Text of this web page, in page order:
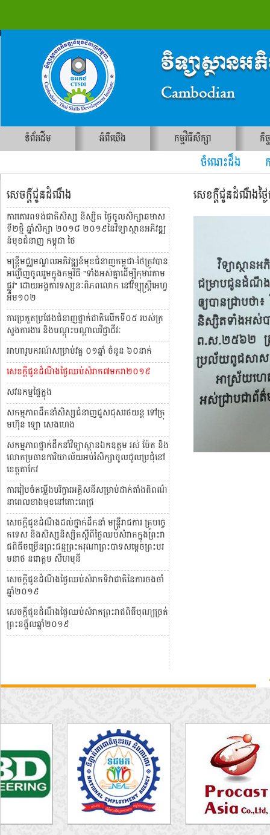
ទំព័រដើម អំពីយើង កម្មវិធីសិក្សា កិ
ចំណេះដឹង កា
សេចក្តីជូនដំណឹង
ការគោរពទង់ជាតិសិស្ស និស្សិត ថ្ងៃចូលសិក្សាឆមាស
ទី២ថ្មិ ឆ្នាំសិក្សា ២០១៨ ២០១៩នៃវិទ្យាស្ថានអភិវឌ្ឍ
ន៍មុខជំនាញ កម្ពុជា ថៃ
មន្រ្តីមជ្ឈមណ្ឌលអភិវឌ្ឍន៍មុខជំនាញកម្ពុជា-ថៃត្រូវបាន
អញ្ជើញចូលរួមក្នុងកម្មវិធី "ទាំងអស់គ្នាដើម្បីកុមារតាម
ផ្លូវ" ដោយអង្គការទស្សនៈពិភពលោក នៅវិទ្យុស្រ្តីអេហ្វ
អឹម១០២
ការប្រកួតប្រជែងជំនាញថ្នាក់ជាតិលើកទី០៥ របស់ក្រ
សួងការងារ និងបណ្តុះបណ្តាលវិជ្ជាជីវៈ
អាហារូបករណ៍សម្រាប់វគ្គ ០១ឆ្នាំ ចំនួន ៦០នាក់
សេខក្តីជូនដំណឹងថ្ងៃឈប់សំរាក៧មករា២០១៩
សវនកម្មផ្ទៃក្នុង
សកម្មភាពដឺកនាំសិស្សជំនាញជួសជុសរថយន្ដ ទៅក្រុ
មហ៊ុន ឡោ សេងហេង
សកម្មភាពថ្នាក់ដឹកនាំវិទ្យាស្ថានឯកឧត្តម រស់​ ប៉ែត និង
លោកប្រធានការិយាល័យអប់រំសិក្សាចូលជួលប្រជុំនៅ
ខេត្តតាកែវ
ការរៀបចំតម្លើងបរិក្ខារអគ្គិសនីសម្រាប់ដាក់តាំងពិពណ៌
នាពេលខាងមុខនៅកោះពេជ្រ
សេចក្តីជូនដំណឹងដល់ថ្នាក់ដឹកនាំ មន្ត្រីរាជការ​ គ្រូបច្ចេ
កទេស និងសិស្សនិស្សិតស្តីពីថ្ងៃឈប់សំរាកក្នុងព្រះរា
ជពិធីចម្រើនព្រះជន្មព្រះករុណាព្រះបាទសម្តេចព្រះបរ
មនាថ នរោត្តម សីហមុនី
សេចក្តីជូនដំណឹងថ្ងៃឈប់សំរាកទិវាជាតិនៃការចងចាំ
ឆ្នាំ២០១៩
សេចក្តីជូនដំណឹងថ្ងៃឈប់សំរាកព្រះរាជពិធីបុណ្យច្រត់
ព្រះនង្គ័លឆ្នាំ២០១៩
សេខក្តីជូនដំណឹងថ្